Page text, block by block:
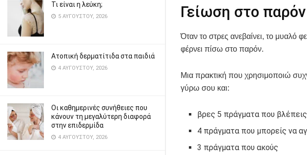
Τι είναι η λεύκη;
5 ΑΥΓΟΎΣΤΟΥ, 2026
Ατοπική δερματίτιδα στα παιδιά
4 ΑΥΓΟΎΣΤΟΥ, 2026
Οι καθημερινές συνήθειες που
κάνουν τη μεγαλύτερη διαφορά
στην επιδερμίδα
4 ΑΥΓΟΎΣΤΟΥ, 2026
Γείωση στο
Όταν το στρες ανεβαίνει, το μυαλό
φέρνει πίσω στο παρόν.
Μια πρακτική που χρησιμοποιώ
γύρω σου και:
βρες 5 πράγματα που βλέπεις
4 πράγματα που μπορείς να
3 πράγματα που ακούς